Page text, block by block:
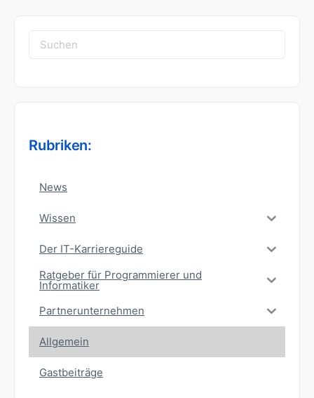
Suchen
nach:
Rubriken:
News
Wissen
Der IT-Karriereguide
Ratgeber für Programmierer und
Informatiker
Partnerunternehmen
Allgemein
Gastbeiträge